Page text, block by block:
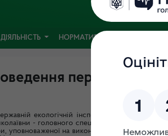
ДІЯЛЬНІСТЬ НОРМАТИВНА БАЗА
перевірки
екологічній інспекції у
- головного спеціаліста сектору
уповноваженої на виконання функцій